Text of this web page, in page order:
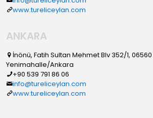
www.tureliceylan.com
ANKARA
İnönü, Fatih Sultan Mehmet Blv 352/1, 06560
Yenimahalle/Ankara
+90 539 791 86 06
info@tureliceylan.com
www.tureliceylan.com